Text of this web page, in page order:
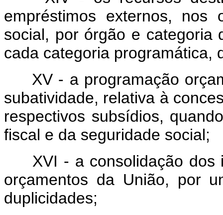
empréstimos externos, nos
social, por órgão e categoria
cada categoria programática,
XV - a programação
subatividade, relativa à
respectivos subsídios,
fiscal e da seguridade social;
XVI - a consolidação dos
orçamentos da União, por
duplicidades;